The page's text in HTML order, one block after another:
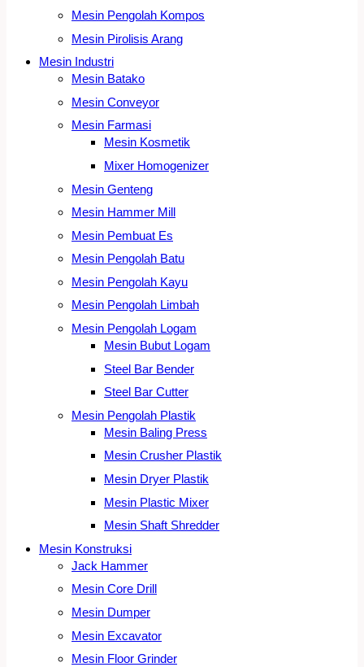
Mesin Pengolah Kompos
Mesin Pirolisis Arang
Mesin Industri
Mesin Batako
Mesin Conveyor
Mesin Farmasi
Mesin Kosmetik
Mixer Homogenizer
Mesin Genteng
Mesin Hammer Mill
Mesin Pembuat Es
Mesin Pengolah Batu
Mesin Pengolah Kayu
Mesin Pengolah Limbah
Mesin Pengolah Logam
Mesin Bubut Logam
Steel Bar Bender
Steel Bar Cutter
Mesin Pengolah Plastik
Mesin Baling Press
Mesin Crusher Plastik
Mesin Dryer Plastik
Mesin Plastic Mixer
Mesin Shaft Shredder
Mesin Konstruksi
Jack Hammer
Mesin Core Drill
Mesin Dumper
Mesin Excavator
Mesin Floor Grinder